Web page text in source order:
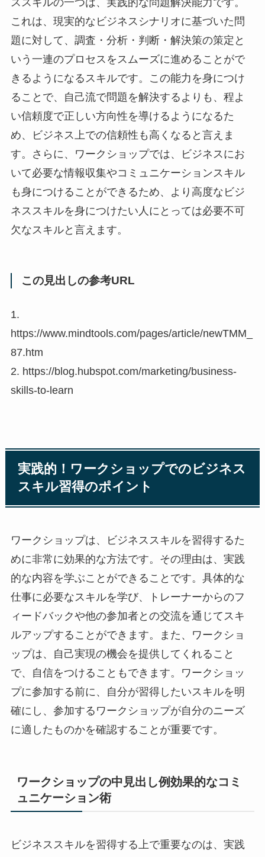
ススキルの一つは、実践的な問題解決能力です。
これは、現実的なビジネスシナリオに基づいた問
題に対して、調査・分析・判断・解決策の策定と
いう一連のプロセスをスムーズに進めることがで
きるようになるスキルです。この能力を身につけ
ることで、自己流で問題を解決するよりも、程よ
い信頼度で正しい方向性を導けるようになるた
め、ビジネス上での信頼性も高くなると言えま
す。さらに、ワークショップでは、ビジネスにお
いて必要な情報収集やコミュニケーションスキル
も身につけることができるため、より高度なビジ
ネススキルを身につけたい人にとっては必要不可
欠なスキルと言えます。
この見出しの参考URL
1.
https://www.mindtools.com/pages/article/newTMM_
87.htm
2. https://blog.hubspot.com/marketing/business-
skills-to-learn
実践的！ワークショップでのビジネス
スキル習得のポイント
ワークショップは、ビジネススキルを習得するた
めに非常に効果的な方法です。その理由は、実践
的な内容を学ぶことができることです。具体的な
仕事に必要なスキルを学び、トレーナーからのフ
ィードバックや他の参加者との交流を通じてスキ
ルアップすることができます。また、ワークショ
ップは、自己実現の機会を提供してくれること
で、自信をつけることもできます。ワークショッ
プに参加する前に、自分が習得したいスキルを明
確にし、参加するワークショップが自分のニーズ
に適したものかを確認することが重要です。
ワークショップの中見出し例効果的なコミ
ュニケーション術
ビジネススキルを習得する上で重要なのは、実践